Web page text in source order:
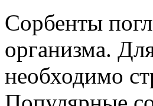
Сорбенты
организма.
необходимо